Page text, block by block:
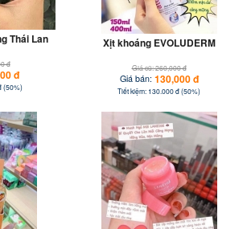
Thái Lan
đ
đ
(50%)
Xịt khoáng EVOLUDERM
Giá cũ: 260,000 đ
Giá bán: 130,000 đ
Tiết kiệm: 130.000 đ (50%)